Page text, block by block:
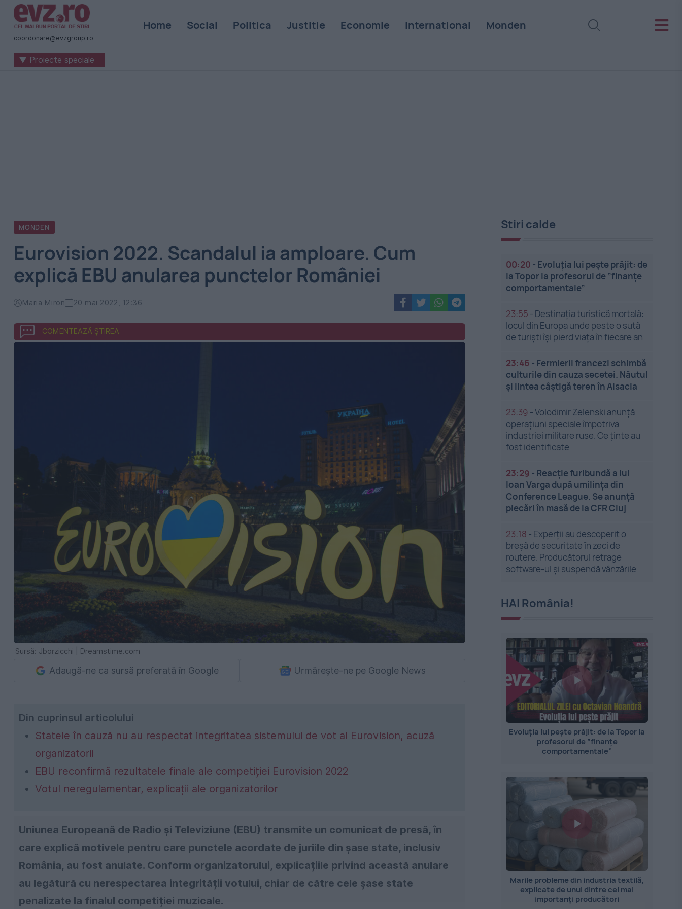
Știri
naționale
internaționale
coordonare@evzgroup.ro
Home Social Politica Justitie Economie International Monden
▼ Proiecte speciale
MONDEN
Eurovision 2022. Scandalul ia amploare. Cum
explică EBU anularea punctelor României
Maria Miron 20 mai 2022, 12:36
COMENTEAZĂ ȘTIREA
Sursă: Jborzicchi | Dreamstime.com
Adaugă-ne ca sursă preferată în Google Urmărește-ne pe Google News
Din cuprinsul articolului
Statele în cauză nu au respectat integritatea sistemului de vot al Eurovision, acuză
organizatorii
EBU reconfirmă rezultatele finale ale competiției Eurovision 2022
Votul neregulamentar, explicații ale organizatorilor
Uniunea Europeană de Radio și Televiziune (EBU) transmite un comunicat de presă, în
care explică motivele pentru care punctele acordate de juriile din șase state, inclusiv
România, au fost anulate. Conform organizatorului, explicațiile privind această anulare
au legătură cu nerespectarea integrității votului, chiar de către cele șase state
penalizate la finalul competiției muzicale.
Stiri calde
00:20 - Evoluția lui pește prăjit: de
la Topor la profesorul de ”finanțe
comportamentale”
23:55 - Destinația turistică mortală:
locul din Europa unde peste o sută
de turiști își pierd viața în fiecare an
23:46 - Fermierii francezi schimbă
culturile din cauza secetei. Năutul
și lintea câștigă teren în Alsacia
23:39 -Volodimir Zelenski anunță
operațiuni speciale împotriva
industriei militare ruse. Ce ținte au
fost identificate
23:29 - Reacție furibundă a lui
Ioan Varga după umilința din
Conference League. Se anunță
plecări în masă de la CFR Cluj
23:18 - Experții au descoperit o
breșă de securitate în zeci de
routere. Producătorul retrage
software-ul și suspendă vânzările
HAI România!
Evoluția lui pește prăjit: de la Topor la
profesorul de ”finanțe
comportamentale”
Marile probleme din industria textilă,
explicate de unul dintre cei mai
importanți producători